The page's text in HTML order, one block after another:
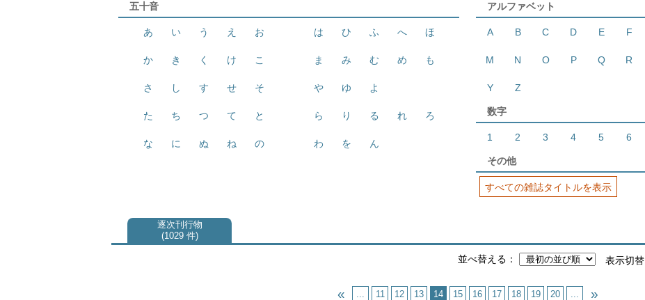
五十音
あ い う え お
か き く け こ
さ し す せ そ
た ち つ て と
な に ぬ ね の
は ひ ふ へ ほ
ま み む め も
や ゆ よ
ら り る れ ろ
わ を ん
アルファベット
A B C D E F
M N O P Q R
Y Z
数字
1 2 3 4 5 6
その他
すべての雑誌タイトルを表示
逐次刊行物
1029 件
並べ替える 表示切替
... 11 12 13 14 15 16 17 18 19 20 ...